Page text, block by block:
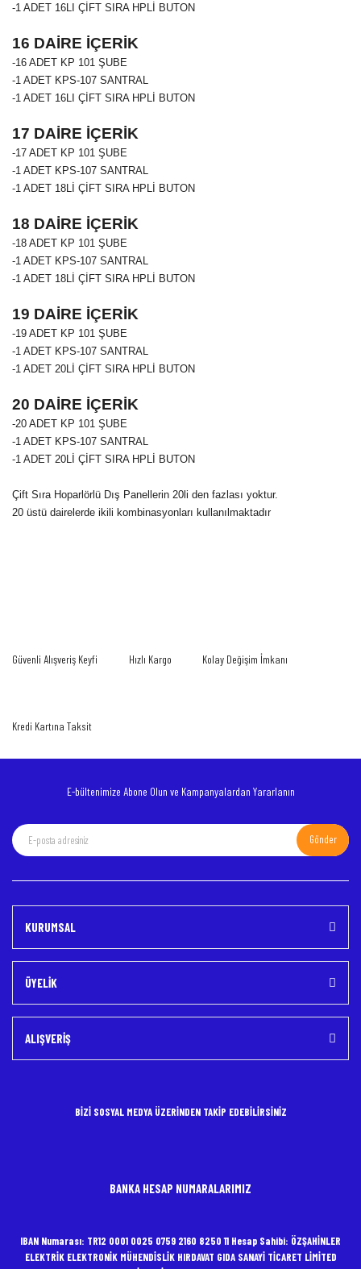
-1 ADET 16LI ÇİFT SIRA HPLİ BUTON
16 DAİRE İÇERİK
-16 ADET KP 101 ŞUBE
-1 ADET KPS-107 SANTRAL
-1 ADET 16LI ÇİFT SIRA HPLİ BUTON
17 DAİRE İÇERİK
-17 ADET KP 101 ŞUBE
-1 ADET KPS-107 SANTRAL
-1 ADET 18Lİ ÇİFT SIRA HPLİ BUTON
18 DAİRE İÇERİK
-18 ADET KP 101 ŞUBE
-1 ADET KPS-107 SANTRAL
-1 ADET 18Lİ ÇİFT SIRA HPLİ BUTON
19 DAİRE İÇERİK
-19 ADET KP 101 ŞUBE
-1 ADET KPS-107 SANTRAL
-1 ADET 20Lİ ÇİFT SIRA HPLİ BUTON
20 DAİRE İÇERİK
-20 ADET KP 101 ŞUBE
-1 ADET KPS-107 SANTRAL
-1 ADET 20Lİ ÇİFT SIRA HPLİ BUTON
Çift Sıra Hoparlörlü Dış Panellerin 20li den fazlası yoktur.
20 üstü dairelerde ikili kombinasyonları kullanılmaktadır
Ürün açıklamasında eksik bilgiler bulunuyor.
Güvenli Alışveriş Keyfi Hızlı Kargo Kolay Değişim İmkanı
Kredi Kartına Taksit
E-bültenimize Abone Olun ve Kampanyalardan Yararlanın
Gönder
KURUMSAL
ÜYELİK
ALIŞVERİŞ
BİZİ SOSYAL MEDYA ÜZERİNDEN TAKİP EDEBİLİRSİNİZ
BANKA HESAP NUMARALARIMIZ
IBAN Numarası: TR12 0001 0025 0759 2160 8250 11 Hesap Sahibi: ÖZŞAHİNLER
ELEKTRİK ELEKTRONİK MÜHENDİSLİK HIRDAVAT GIDA SANAYİ TİCARET LİMİTED